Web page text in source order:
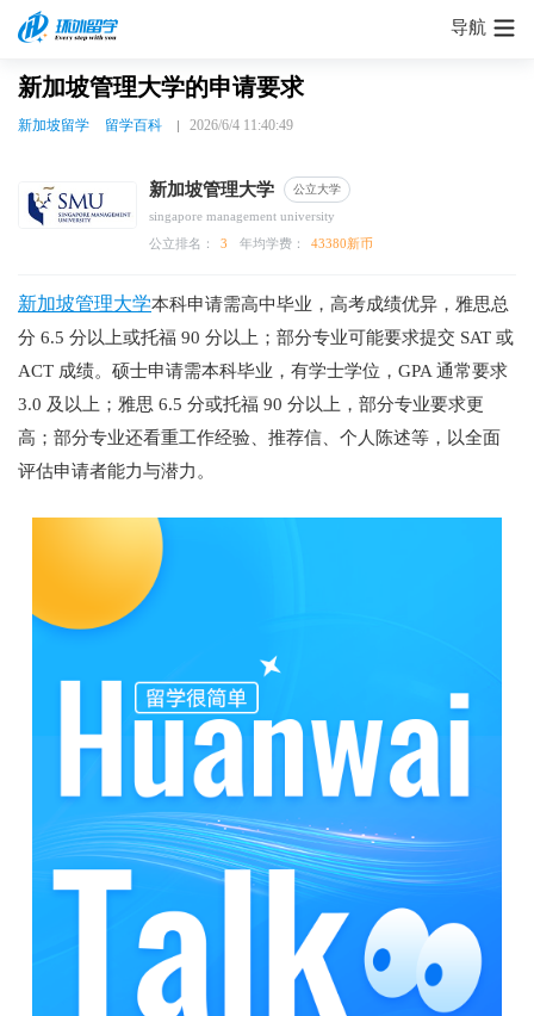
导航
新加坡管理大学的申请要求
新加坡留学 留学百科 2026/6/4 11:40:49
新加坡管理大学 公立大学
singapore management university
公立排名：
3 年均学费： 43380新币
新加坡管理大学本科申请需高中毕业，高考成绩优异，雅思总
分 6.5 分以上或托福 90 分以上；部分专业可能要求提交 SAT 或
ACT 成绩。硕士申请需本科毕业，有学士学位，GPA 通常要求
3.0 及以上；雅思 6.5 分或托福 90 分以上，部分专业要求更
高；部分专业还看重工作经验、推荐信、个人陈述等，以全面
评估申请者能力与潜力。